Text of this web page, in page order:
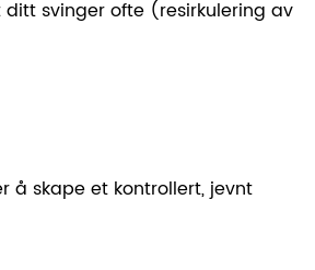
ditt svinger ofte (resirkulering av
å skape et kontrollert, jevnt